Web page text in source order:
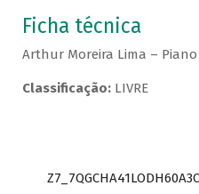
Ficha técnica
Arthur Moreira Lima – Piano
Classificação:LIVRE